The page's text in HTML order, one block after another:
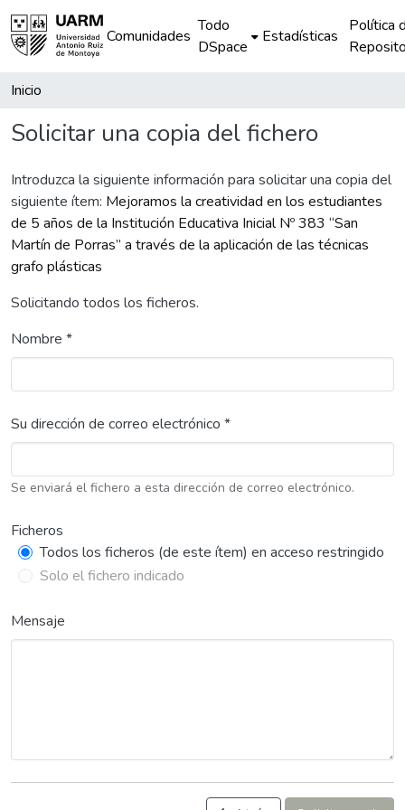
Comunidades
Todo
DSpace
Estadísticas
Política
Inicio
Solicitar una copia del fichero
Introduzca la siguiente información para solicitar una copia del
siguiente ítem: Mejoramos la creatividad en los estudiantes
de 5 años de la Institución Educativa Inicial Nº 383 “San
Martín de Porras” a través de la aplicación de las técnicas
grafo plásticas
Solicitando todos los ficheros.
Nombre *
Su dirección de correo electrónico *
Se enviará el fichero a esta dirección de correo electrónico.
Ficheros
Todos los ficheros (de este ítem) en acceso restringido
Solo el fichero indicado
Mensaje